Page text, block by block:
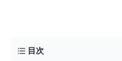
目次